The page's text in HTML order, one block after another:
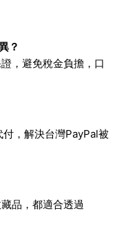
？
，避免稅金負擔，口
，解決台灣PayPal被
品，都適合透過